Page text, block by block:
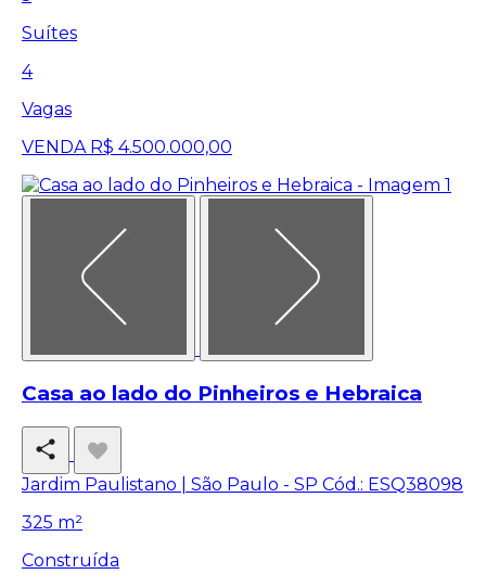
Suítes
4
Vagas
VENDA R$ 4.500.000,00
Casa ao lado do Pinheiros e Hebraica
Jardim Paulistano | São Paulo - SP Cód.: ESQ38098
325 m²
Construída